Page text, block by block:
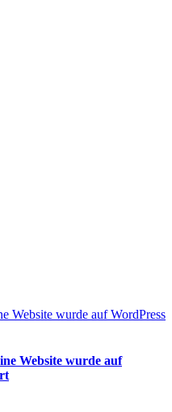
Website wurde auf WordPress
Website wurde auf